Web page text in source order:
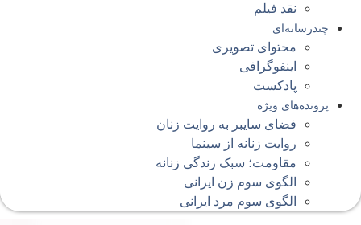
نقد فیلم
چندرسانه‌ای
محتوای تصویری
اینفوگرافی
پادکست
پرونده‌های ویژه
فضای سایبر به روایت زنان
روایت زنانه از سینما
مقاومت؛ سبک زندگی زنانه
الگوی سوم زن ایرانی
الگوی سوم مرد ایرانی